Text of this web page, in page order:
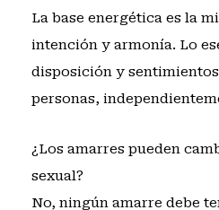
La base energética es la
intención y armonía. Lo
disposición y
personas,
¿Los amarres pueden
sexual?
No, ningún amarre debe